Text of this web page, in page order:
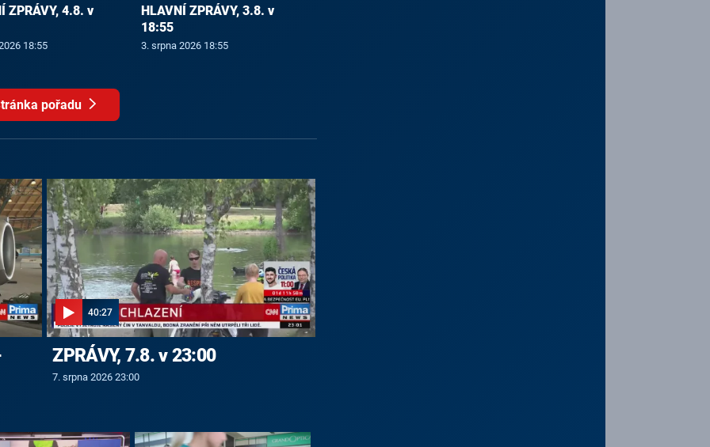
ZPRÁVY, 4.8. v
18:55
HLAVNÍ ZPRÁVY, 3.8. v
18:55
3. srpna 2026 18:55
pořadu
40:27
ZPRÁVY, 7.8. v 23:00
7. srpna 2026 23:00